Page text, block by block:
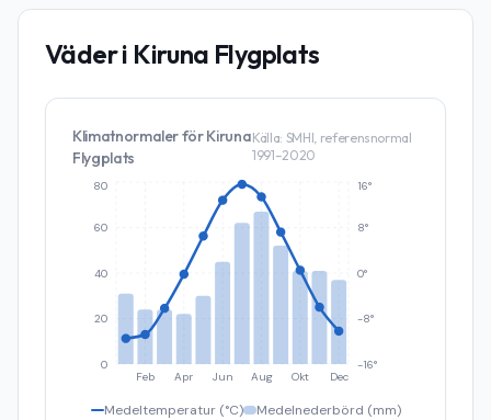
Väder i Kiruna Flygplats
Klimatnormaler förKiruna
Flygplats
Källa: SMHI, referensnormal
1991–2020
Feb Apr Jun Aug Okt Dec
0
20
40
60
80
-16°
-8°
0°
8°
16°
Medeltemperatur (°C) Medelnederbörd (mm)